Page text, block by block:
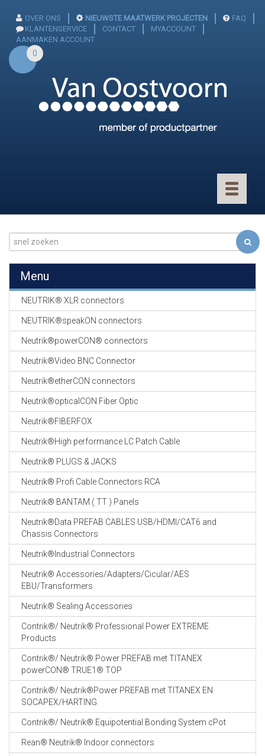
OVER ONS NIEUWSTE MAATWERK PROJECTEN
FAQ
KLANTENSERVICE
CONTACT
MYACCOUNT
AANMAKEN ACCOUNT
0
Toggle
GEVLOCHTEN KOUS
EN
KRIMP KOUS
KOPER KABEL
OP ROL
OCC OPTICAL
FIBER CABLE
GE-ASSEMBLEERDE
19" RACKS
EN
TOEBEHOREN
CABLE EQUIPEMENTS
Menu
NEUTRIK® XLR connectors
NEUTRIK®speakON connectors
Neutrik®powerCON® connectors
Neutrik®Video BNC Connector
Neutrik®etherCON connectors
Neutrik®opticalCON Fiber Optic
Neutrik®FIBERFOX
Neutrik®High performance LC Patch Cable
Neutrik® PLUGS & JACKS
Neutrik® Profi Cable Connectors RCA
Neutrik® BANTAM ( TT ) Panels
Neutrik®Data PREFAB CABLES USB/HDMI/CAT6 and
Chassis Connectors
Neutrik®Industrial Connectors
Neutrik® Accessories/Adapters/Cicular/AES
EBU/Transformers
Neutrik® Sealing Accessories
Contrik®/ Neutrik® Professional Power EXTREME
Products
Contrik®/ Neutrik® Power PREFAB met TITANEX
powerCON® TRUE1® TOP
Contrik®/ Neutrik®Power PREFAB met TITANEX EN
SOCAPEX/HARTING
Contrik®/ Neutrik® Equipotential Bonding System cPot
Rean® Neutrik® Indoor connectors